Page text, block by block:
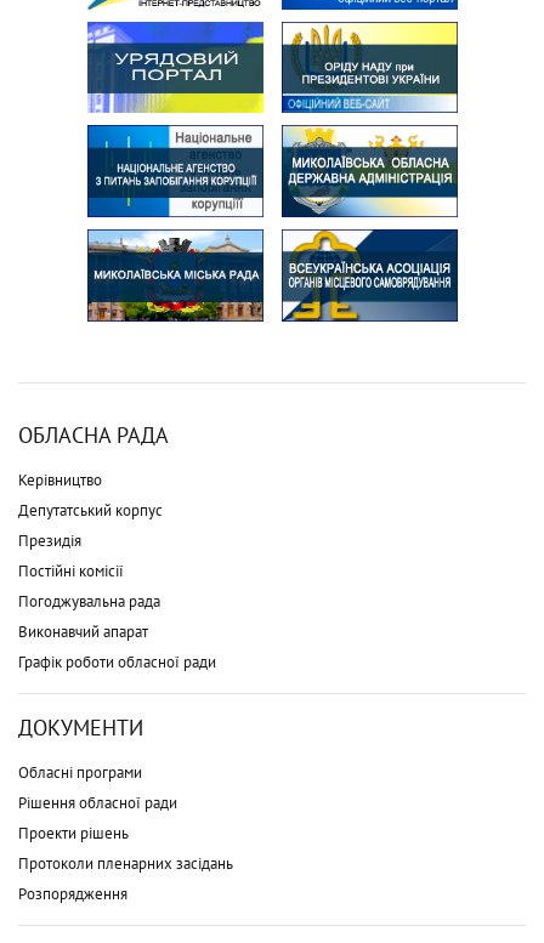
ОБЛАСНА РАДА
Керівництво
Депутатський корпус
Президія
Постійні комісії
Погоджувальна рада
Виконавчий апарат
Графік роботи обласної ради
ДОКУМЕНТИ
Обласні програми
Рішення обласної ради
Проекти рішень
Протоколи пленарних засідань
Розпорядження